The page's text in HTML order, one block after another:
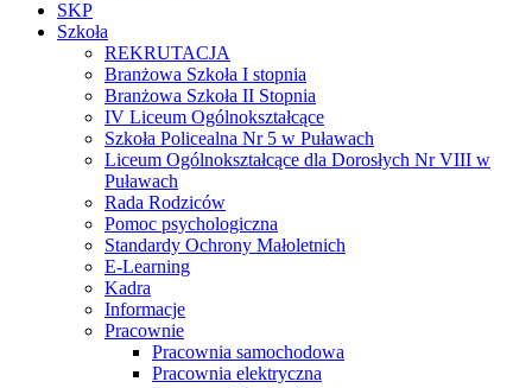
SKP
Szkoła
REKRUTACJA
Branżowa Szkoła I stopnia
Branżowa Szkoła II Stopnia
IV Liceum Ogólnokształcące
Szkoła Policealna Nr 5 w Puławach
Liceum Ogólnokształcące dla Dorosłych Nr VIII w
Puławach
Rada Rodziców
Pomoc psychologiczna
Standardy Ochrony Małoletnich
E-Learning
Kadra
Informacje
Pracownie
Pracownia samochodowa
Pracownia elektryczna